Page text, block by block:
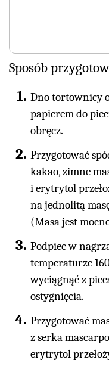
Sposób
Dno tortownicy
papierem do
obręcz.
Przygotować
kakao, zimne
i erytrytol
na jednolitą
(Masa jest
Podpiec w
temperaturze
wyciągnąć z
ostygnięcia.
Przygotować
z serka
erytrytol